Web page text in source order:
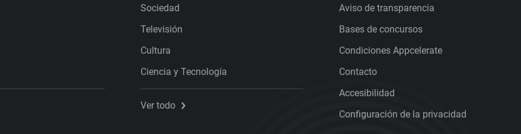
Sociedad
Televisión
Cultura
Ciencia y Tecnología
Ver todo
Aviso de transparencia
Bases de concursos
Condiciones Appcelerate
Contacto
Accesibilidad
Configuración de la privacidad